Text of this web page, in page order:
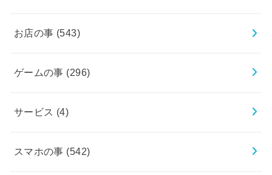
お店の事 (543)
ゲームの事 (296)
サービス (4)
スマホの事 (542)